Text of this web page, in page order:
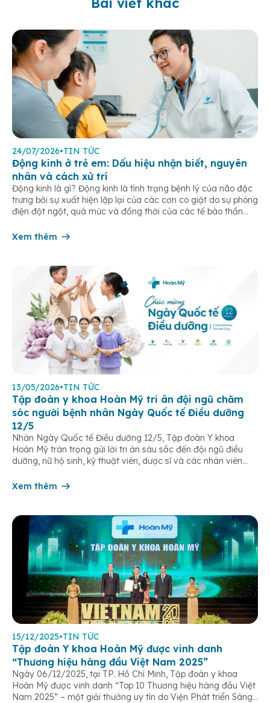
24/07/2026•TIN TỨC
Động kinh ở trẻ em: Dấu hiệu nhận biết, nguyên
nhân và cách xử trí
Động kinh là gì? Động kinh là tình trạng bệnh lý của não đặc
trưng bởi sự xuất hiện lặp lại của các cơn co giật do sự phóng
điện đột ngột, quá mức và đồng thời của các tế bào thần
Xem thêm
13/05/2026•TIN TỨC
Tập đoàn y khoa Hoàn Mỹ tri ân đội ngũ chăm
sóc người bệnh nhân Ngày Quốc tế Điều dưỡng
12/5
Nhân Ngày Quốc tế Điều dưỡng 12/5, Tập đoàn Y khoa
Hoàn Mỹ trân trọng gửi lời tri ân sâu sắc đến đội ngũ điều
dưỡng, nữ hộ sinh, kỹ thuật viên, dược sĩ và các nhân viên
âm thầm đồng hành trên […]
Xem thêm
15/12/2025•TIN TỨC
Tập đoàn Y khoa Hoàn Mỹ được vinh danh
“Thương hiệu hàng đầu Việt Nam 2025”
Ngày 06/12/2025, tại TP. Hồ Chí Minh, Tập đoàn y khoa
Hoàn Mỹ được vinh danh “Top 10 Thương hiệu hàng đầu Việt
Nam 2025” – một giải thưởng uy tín do Viện Phát triển Sáng